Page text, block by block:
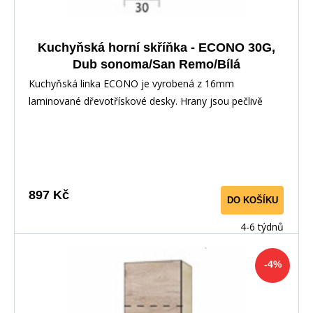
Kuchyňská horní skříňka - ECONO 30G,
Dub sonoma/San Remo/Bílá
Kuchyňská linka ECONO je vyrobená z 16mm
laminované dřevotřískové desky. Hrany jsou pečlivě
pracovní desku na každou skříňku zvlášť, nebo vcelku (
max. délka je 3m ), hloubka desky je 60 cm. Pracovní
deska není v ceně skříňky. Materiál: : vysoce kvalitní
Korpus: Dub Sonoma : Dvířka: San Remo + Bílá :
Pracovní deska v barvě traventin
897 Kč DO KOŠÍKU
4-6 týdnů
-4%